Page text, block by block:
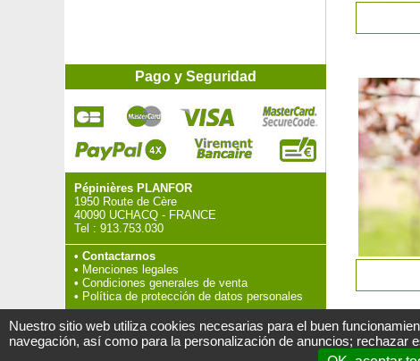
Pago y Seguridad
Pépinières PLANFOR
1950 Route de Cère
40090 UCHACQ - FRANCE
Tel : 913.753.030
• Contactarnos
• Menciones legales
• Condiciones generales de venta
• Política de protección de datos personales
Nuestro sitio web utiliza cookies necesarias para el buen
navegación, así como para la personalización de anuncios; rechazar